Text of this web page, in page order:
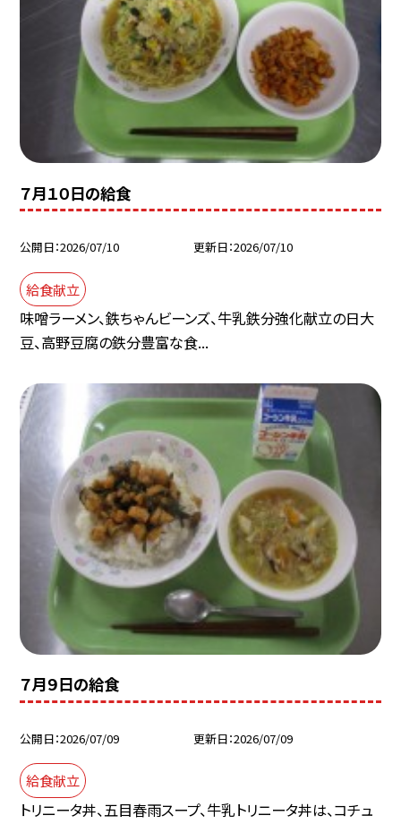
７月１０日の給食
公開日 2026/07/10 更新日 2026/07/10
給食献立
味噌ラーメン、鉄ちゃんビーンズ、牛乳鉄分強化献立の日大
豆、高野豆腐の鉄分豊富な食...
７月９日の給食
公開日 2026/07/09 更新日 2026/07/09
給食献立
トリニータ丼、五目春雨スープ、牛乳トリニータ丼は、コチュ